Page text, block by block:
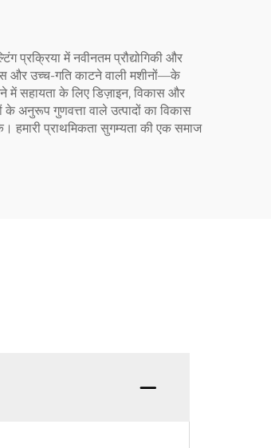
प्रक्रिया में नवीनतम प्रौद्योगिकी और
और उच्च-गति काटने वाली मशीनों—के
में सहायता के लिए डिज़ाइन, विकास और
अनुरूप गुणवत्ता वाले उत्पादों का विकास
हमारी प्राथमिकता सुगम्यता की एक समाज